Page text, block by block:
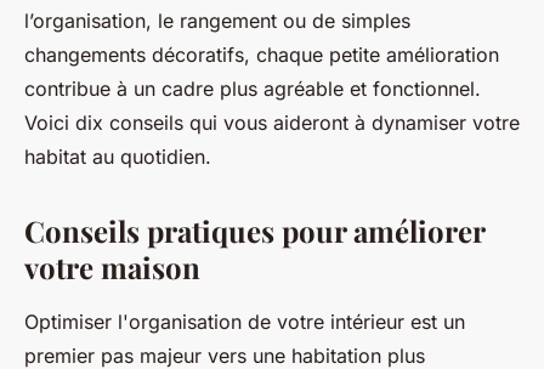
l’organisation, le rangement ou de simples
changements décoratifs, chaque petite amélioration
contribue à un cadre plus agréable et fonctionnel.
Voici dix conseils qui vous aideront à dynamiser votre
habitat au quotidien.
Conseils pratiques pour améliorer
votre maison
Optimiser l'organisation de votre intérieur est un
premier pas majeur vers une habitation plus